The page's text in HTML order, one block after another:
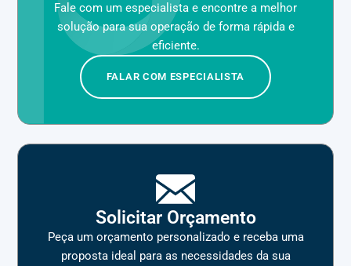
Fale com um especialista e encontre a melhor
solução para sua operação de forma rápida e
eficiente.
FALAR COM ESPECIALISTA
Solicitar Orçamento
Peça um orçamento personalizado e receba uma
proposta ideal para as necessidades da sua